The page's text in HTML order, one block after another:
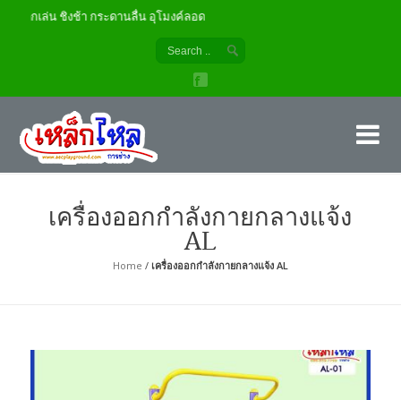
ชิงช้า กระดานลื่น อุโมงค์ลอด
เครื่องออกกำลังกายกลางแจ้ง
AL
Home / เครื่องออกกำลังกายกลางแจ้ง AL